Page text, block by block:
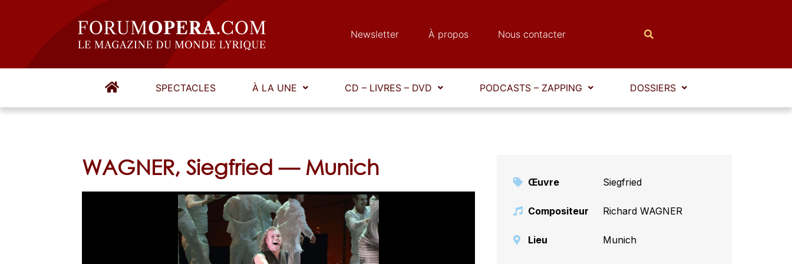
Newsletter À propos Nous contacter
SPECTACLES À LA UNE CD – LIVRES – DVD PODCASTS – ZAPPING DOSSIERS
WAGNER, Siegfried — Munich
Œuvre Siegfried
Compositeur Richard WAGNER
Lieu Munich